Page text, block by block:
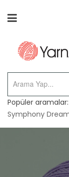
Popüler aramalar:
Symphony